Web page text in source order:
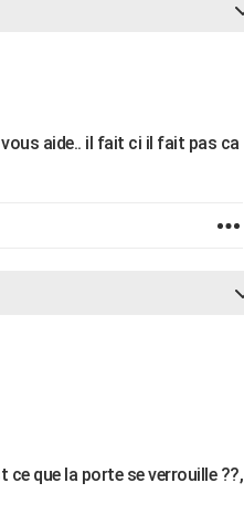
aide.. il fait ci il fait pas ca
que la porte se verrouille ??,